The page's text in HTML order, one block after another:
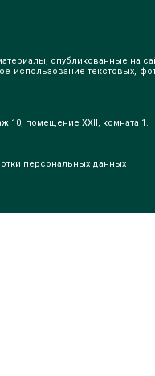
опубликованные на
использование текстовых,
10, помещение XXII, комната 1.
персональных данных